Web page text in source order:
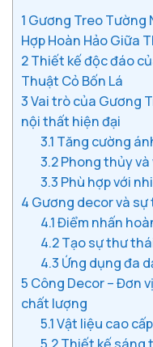
1 Gương Treo Tường
Hợp Hoàn Hảo Giữa
2Thiết kế độc đáo
Thuật Cỏ Bốn Lá
3Vai trò của Gương
nội thất hiện đại
3.1 Tăng cường
3.2Phong thủy
3.3 Phù hợp với
4 Gương decor và
4.1Điểm nhấn
4.2Tạo sự thư
4.3 Ứng dụng đa
5 Công Decor – Đơn
chất lượng
5.1Vật liệu cao